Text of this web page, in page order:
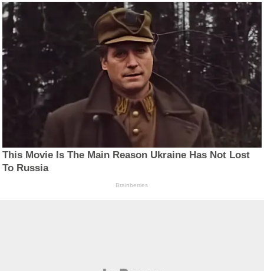
This Movie Is The Main Reason Ukraine Has Not Lost
To Russia
Brainberries